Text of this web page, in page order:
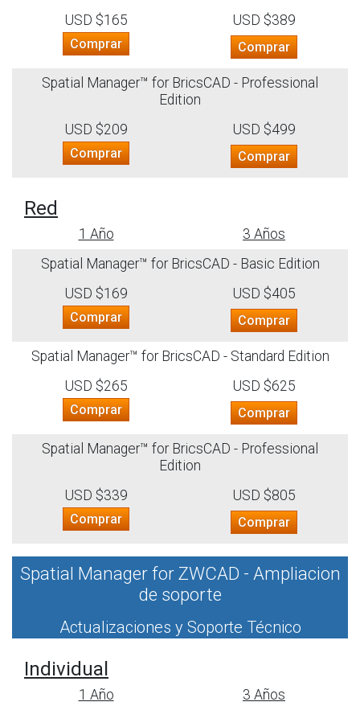
USD $165
Comprar
USD $389
Comprar
Spatial Manager™ for BricsCAD - Professional
Edition
USD $209
Comprar
USD $499
Comprar
Red
1 Año
3 Años
Spatial Manager™ for BricsCAD - Basic Edition
USD $169
Comprar
USD $405
Comprar
Spatial Manager™ for BricsCAD - Standard Edition
USD $265
Comprar
USD $625
Comprar
Spatial Manager™ for BricsCAD - Professional
Edition
USD $339
Comprar
USD $805
Comprar
Spatial Manager for ZWCAD - Ampliacion
de soporte
Actualizaciones y Soporte Técnico
Individual
1 Año
3 Años